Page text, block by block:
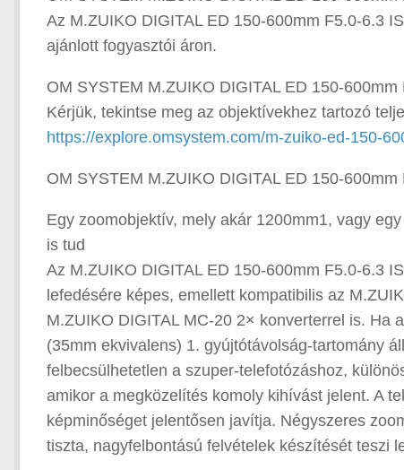
Az M.ZUIKO DIGITAL ED 150-600mm F5.0-6.3
ajánlott fogyasztói áron.
OM SYSTEM M.ZUIKO DIGITAL ED 150-
Kérjük, tekintse meg az objektívekhez tartozó
https://explore.omsystem.com/m-zuiko-ed-150-
OM SYSTEM M.ZUIKO DIGITAL ED 150-
Egy zoomobjektív, mely akár 1200mm1, vagy
is tud
Az M.ZUIKO DIGITAL ED 150-600mm F5.0-6.3
lefedésére képes, emellett kompatibilis az
M.ZUIKO DIGITAL MC-20 2× konverterrel is. Ha
(35mm ekvivalens) 1. gyújtótávolság-tartomány
felbecsülhetetlen a szuper-telefotózáshoz,
amikor a megközelítés komoly kihívást jelent. A
képminőséget jelentősen javítja. Négyszeres
tiszta, nagyfelbontású felvételek készítését teszi